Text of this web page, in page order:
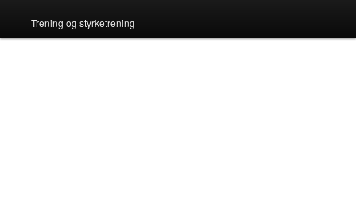
Trening og styrketrening